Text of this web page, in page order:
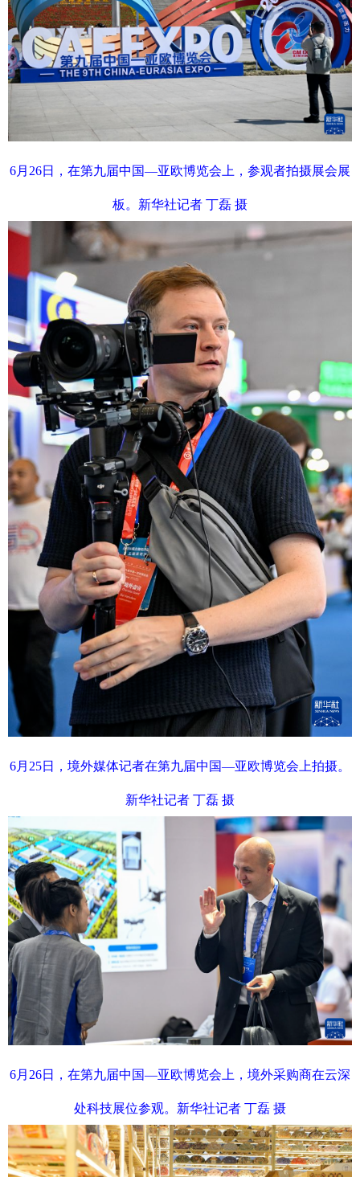
6月26日，在第九届中国—亚欧博览会上，参观者拍摄展会展
板。新华社记者 丁磊 摄
6月25日，境外媒体记者在第九届中国—亚欧博览会上拍摄。
新华社记者 丁磊 摄
6月26日，在第九届中国—亚欧博览会上，境外采购商在云深
处科技展位参观。新华社记者 丁磊 摄